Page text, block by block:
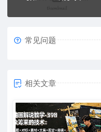
常见问题
相关文章